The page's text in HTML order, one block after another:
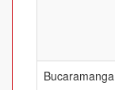
Bucaramanga